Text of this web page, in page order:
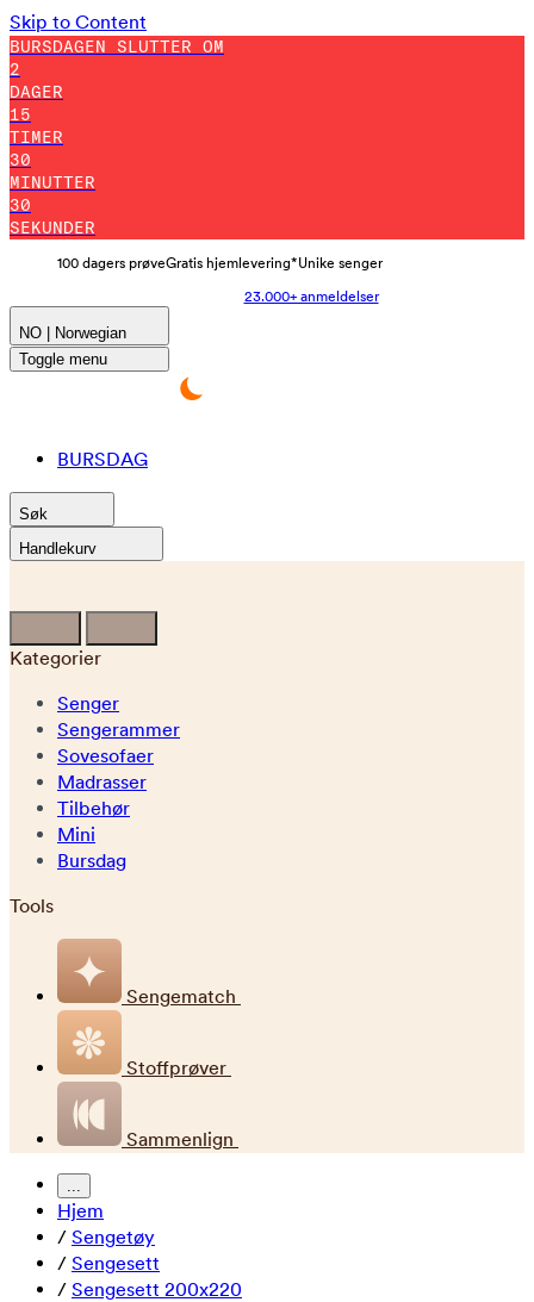
Skip to Content
BURSDAGEN SLUTTER OM
2
DAGER
15
TIMER
30
MINUTTER
27
SEKUNDER
100 dagers prøveGratis hjemlevering*Unike senger
23.000+ anmeldelser
NO | Norwegian
Toggle menu
BURSDAG
Søk
Handlekurv
Kategorier
Senger
Sengerammer
Sovesofaer
Madrasser
Tilbehør
Mini
Bursdag
Tools
Sengematch
Stoffprøver
Sammenlign
...
Hjem
/ Sengetøy
/ Sengesett
/ Sengesett 200x220